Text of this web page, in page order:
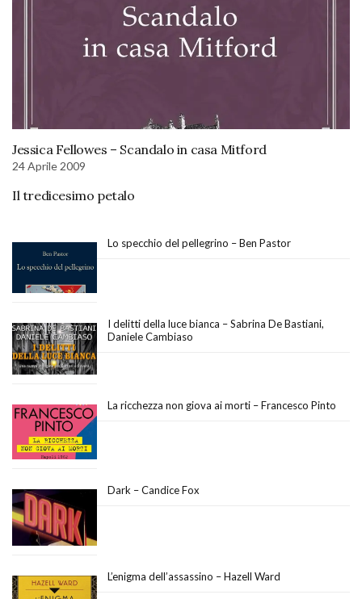
Jessica Fellowes – Scandalo in casa Mitford
24 Aprile 2009
Il tredicesimo petalo
Lo specchio del pellegrino – Ben Pastor
I delitti della luce bianca – Sabrina De Bastiani,
Daniele Cambiaso
La ricchezza non giova ai morti – Francesco Pinto
Dark – Candice Fox
L’enigma dell’assassino – Hazell Ward